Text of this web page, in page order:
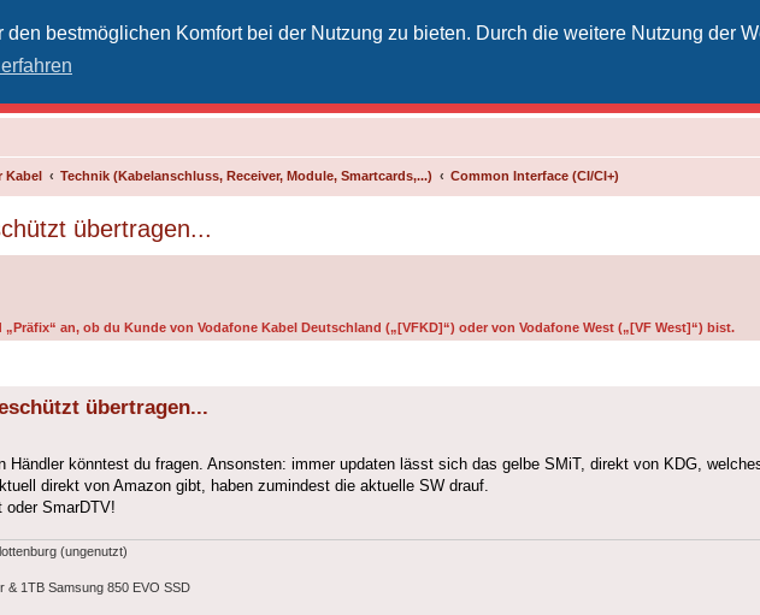
bestmöglichen Komfort bei der Nutzung zu bieten. Durch die weitere Nutzung der
Kabel Technik (Kabelanschluss, Receiver, Module, Smartcards,...) Common Interface (CI/CI+)
übertragen...
an, ob du Kunde von Vodafone Kabel Deutschland („[VFKD]“) oder von Vodafone West („[VF West]“) bist.
übertragen...
könntest du fragen. Ansonsten: immer updaten lässt sich das gelbe SMiT, direkt von KDG,
direkt von Amazon gibt, haben zumindest die aktuelle SW drauf.
SmarDTV!
(ungenutzt)
& 1TB Samsung 850 EVO SSD